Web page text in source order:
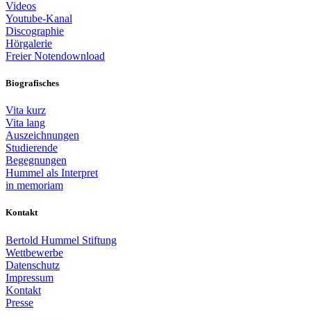
Videos
Youtube-Kanal
Discographie
Hörgalerie
Freier Notendownload
Biografisches
Vita kurz
Vita lang
Auszeichnungen
Studierende
Begegnungen
Hummel als Interpret
in memoriam
Kontakt
Bertold Hummel Stiftung
Wettbewerbe
Datenschutz
Impressum
Kontakt
Presse